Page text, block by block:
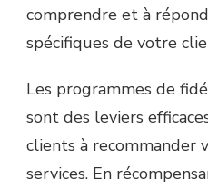
comprendre et à
spécifiques de votre
Les programmes de
sont des leviers
clients à recommander
services. En